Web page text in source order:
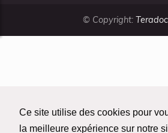
Ce site utilise des cookies pour
la meilleure expérience sur notre
© Copyright: